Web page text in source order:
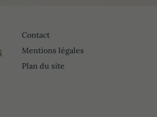
Contact
Mentions légales
Plan du site